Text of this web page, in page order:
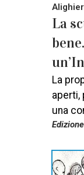
La
La
aperti,
una